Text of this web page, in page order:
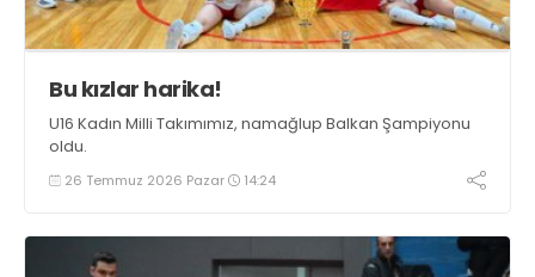
Bu kızlar harika!
U16 Kadın Milli Takımımız, namağlup Balkan Şampiyonu
oldu.
26 Temmuz 2026 Pazar 14:24